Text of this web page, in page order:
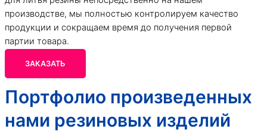
производстве, мы полностью контролируем качество
продукции и сокращаем время до получения первой
партии товара.
ЗАКАЗАТЬ
Портфолио произведенных
нами резиновых изделий